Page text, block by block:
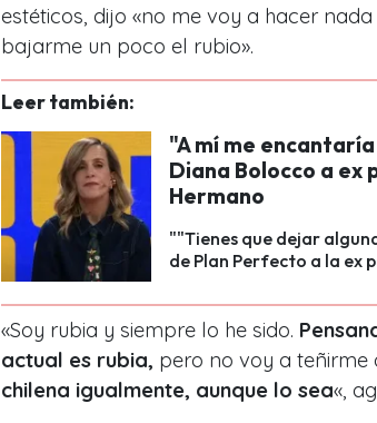
estéticos, dijo «no me voy a hacer
bajarme un poco el rubio».
Leer también:
"A mí me
Diana Bolocco a
Hermano
""Tienes que dejar
de Plan Perfecto a la ex
«Soy rubia y siempre lo he sido.
actual es rubia, pero no voy a teñirme
chilena igualmente, aunque lo sea«,